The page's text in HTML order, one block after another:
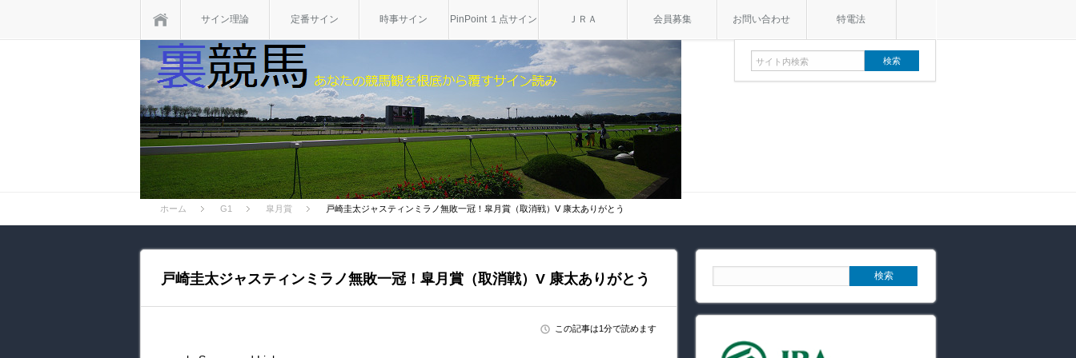
サイン理論 定番サイン 時事サイン PinPoint １点サイン ＪＲＡ 会員募集 お問い合わせ 特電法
ホーム G1 皐月賞 戸崎圭太ジャスティンミラノ無敗一冠！皐月賞（取消戦）V 康太ありがとう
戸崎圭太ジャスティンミラノ無敗一冠！皐月賞（取消戦）V 康太ありがとう
この記事は1分で読めます